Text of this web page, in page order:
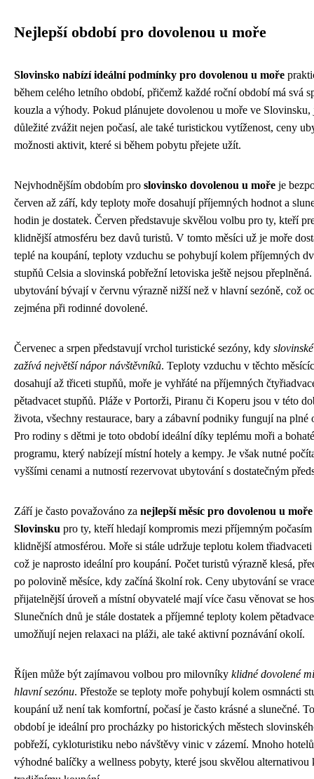
Nejlepší období pro dovolenou u moře
Slovinsko nabízí ideální podmínky pro dovolenou u moře
během celého letního období, přičemž každé roční období má svá
kouzla a výhody. Pokud plánujete dovolenou u moře ve Slovinsku,
důležité zvážit nejen počasí, ale také turistickou vytíženost, ceny
možnosti aktivit, které si během pobytu přejete užít.
Nejvhodnějším obdobím pro slovinsko dovolenou u moře je
červen až září, kdy teploty moře dosahují příjemných hodnot a
hodin je dostatek. Červen představuje skvělou volbu pro ty, kteří
klidnější atmosféru bez davů turistů. V tomto měsíci už je moře
teplé na koupání, teploty vzduchu se pohybují kolem příjemných
stupňů Celsia a slovinská pobřežní letoviska ještě nejsou
ubytování bývají v červnu výrazně nižší než v hlavní sezóně, což
zejména při rodinné dovolené.
Červenec a srpen představují vrchol turistické sezóny, kdy
zažívá největší nápor návštěvníků. Teploty vzduchu v těchto
dosahují až třiceti stupňů, moře je vyhřáté na příjemných
pětadvacet stupňů. Pláže v Portorži, Piranu či Koperu jsou v této
života, všechny restaurace, bary a zábavní podniky fungují na plné
Pro rodiny s dětmi je toto období ideální díky teplému moři a
programu, který nabízejí místní hotely a kempy. Je však nutné
vyššími cenami a nutností rezervovat ubytování s dostatečným
Září je často považováno za nejlepší měsíc pro dovolenou u moře
Slovinsku pro ty, kteří hledají kompromis mezi příjemným počasím
klidnější atmosférou. Moře si stále udržuje teplotu kolem třiadvaceti
což je naprosto ideální pro koupání. Počet turistů výrazně klesá,
po polovině měsíce, kdy začíná školní rok. Ceny ubytování se
přijatelnější úroveň a místní obyvatelé mají více času věnovat se
Slunečních dnů je stále dostatek a příjemné teploty kolem
umožňují nejen relaxaci na pláži, ale také aktivní poznávání okolí.
Říjen může být zajímavou volbou pro milovníky klidné dovolené
hlavní sezónu. Přestože se teploty moře pohybují kolem osmnácti
koupání už není tak komfortní, počasí je často krásné a slunečné.
období je ideální pro procházky po historických městech
pobřeží, cykloturistiku nebo návštěvy vinic v zázemí. Mnoho
výhodné balíčky a wellness pobyty, které jsou skvělou alternativou